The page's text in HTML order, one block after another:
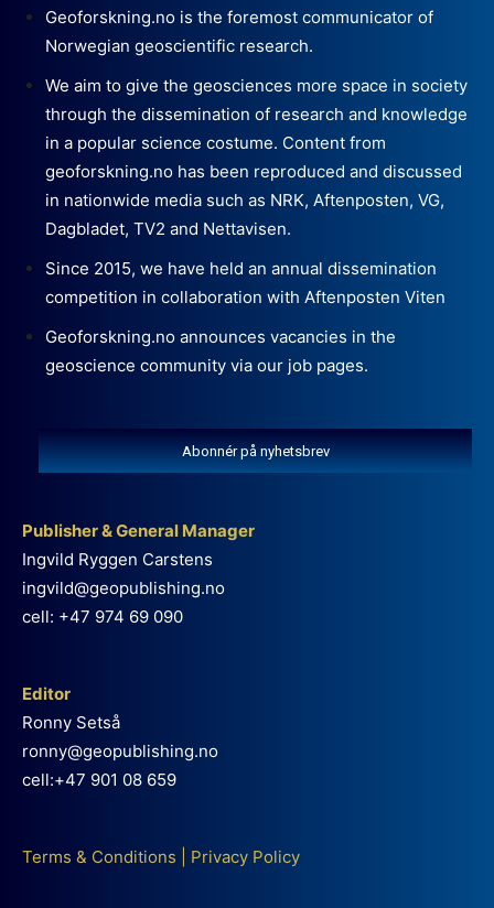
Geoforskning.no is the foremost communicator of
Norwegian geoscientific research.
We aim to give the geosciences more space in society
through the dissemination of research and knowledge
in a popular science costume. Content from
geoforskning.no has been reproduced and discussed
in nationwide media such as NRK, Aftenposten, VG,
Dagbladet, TV2 and Nettavisen.
Since 2015, we have held an annual dissemination
competition in collaboration with Aftenposten Viten
Geoforskning.no announces vacancies in the
geoscience community via our job pages.
Abonnér på nyhetsbrev
Publisher & General Manager
Ingvild Ryggen Carstens
ingvild@geopublishing.no
cell: +47 974 69 090
Editor
Ronny Setså
ronny@geopublishing.no
cell:+47 901 08 659
Terms & Conditions Privacy Policy